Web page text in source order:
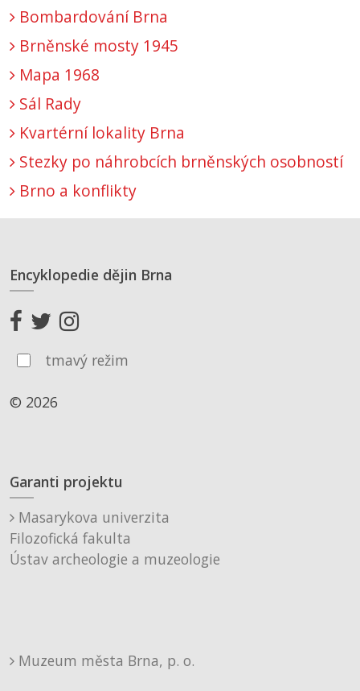
Bombardování Brna
Brněnské mosty 1945
Mapa 1968
Sál Rady
Kvartérní lokality Brna
Stezky po náhrobcích brněnských osobností
Brno a konflikty
Encyklopedie dějin Brna
tmavý režim
© 2026
Garanti projektu
Masarykova univerzita
Filozofická fakulta
Ústav archeologie a muzeologie
Muzeum města Brna, p. o.